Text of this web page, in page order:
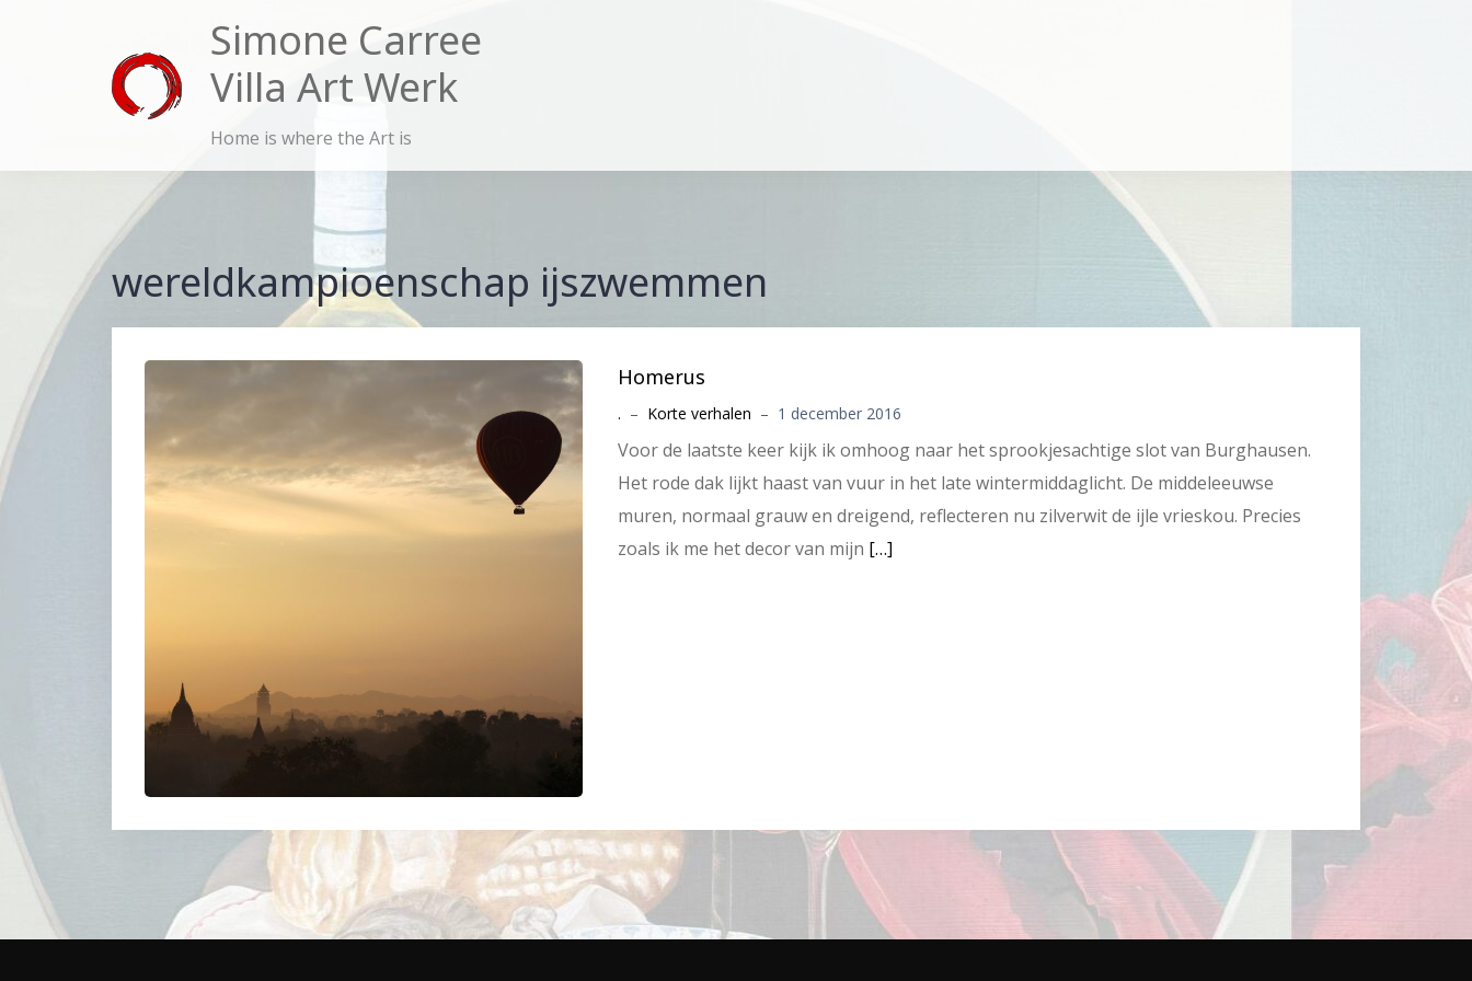
Simone Carree
Villa Art Werk
Home is where the Art is
wereldkampioenschap ijszwemmen
Homerus
. – Korte verhalen – 1 december 2016
Voor de laatste keer kijk ik omhoog naar het sprookjesachtige slot van Burghausen.
Het rode dak lijkt haast van vuur in het late wintermiddaglicht. De middeleeuwse
muren, normaal grauw en dreigend, reflecteren nu zilverwit de ijle vrieskou. Precies
zoals ik me het decor van mijn […]